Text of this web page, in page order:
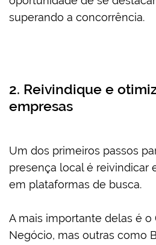
superando a concorrência.
2. Reivindique e
empresas
Um dos primeiros passos
presença local é reivindicar
em plataformas de busca.
A mais importante delas é o
Negócio, mas outras como